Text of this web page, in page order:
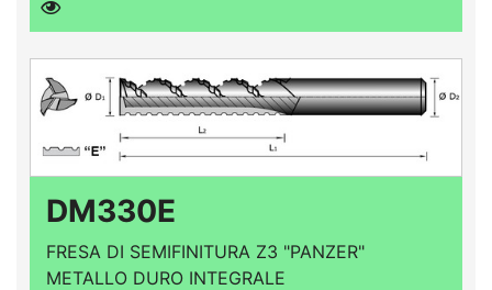
DM330E
FRESA DI SEMIFINITURA Z3 "PANZER"
METALLO DURO INTEGRALE